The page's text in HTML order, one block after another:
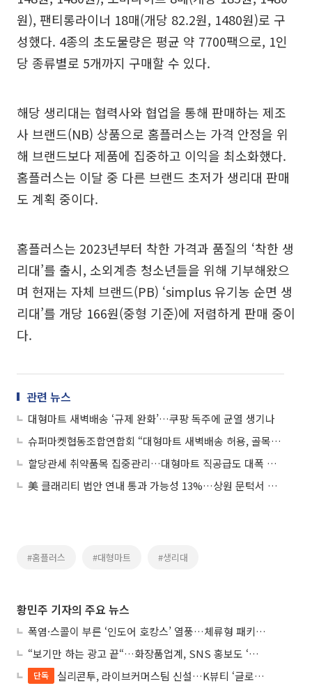
원), 팬티롱라이너 18매(개당 82.2원, 1480원)로 구
성했다. 4종의 초도물량은 평균 약 7700팩으로, 1인
당 종류별로 5개까지 구매할 수 있다.
해당 생리대는 협력사와 협업을 통해 판매하는 제조
사 브랜드(NB) 상품으로 홈플러스는 가격 안정을 위
해 브랜드보다 제품에 집중하고 이익을 최소화했다.
홈플러스는 이달 중 다른 브랜드 초저가 생리대 판매
도 계획 중이다.
홈플러스는 2023년부터 착한 가격과 품질의 ‘착한 생
리대’를 출시, 소외계층 청소년들을 위해 기부해왔으
며 현재는 자체 브랜드(PB) ‘simplus 유기농 순면 생
리대’를 개당 166원(중형 기준)에 저렴하게 판매 중이
다.
관련 뉴스
대형마트 새벽배송 ‘규제 완화’…쿠팡 독주에 균열 생기나
슈퍼마켓협동조합연합회 “대형마트 새벽배송 허용, 골목상권에 직격탄”
할당관세 취약품목 집중관리…대형마트 직공급도 대폭 늘린다
美 클래리티 법안 연내 통과 가능성 13%…상원 문턱서 제동
#홈플러스 #대형마트 #생리대
황민주 기자의 주요 뉴스
폭염·스콜이 부른 ‘인도어 호캉스’ 열풍…체류형 패키지 뜬다
“보기만 하는 광고 끝“…화장품업계, SNS 홍보도 ‘참여형 콘텐츠’로 변모
단독 실리콘투, 라이브커머스팀 신설…K뷰티 ‘글로벌 판매망’ 확대